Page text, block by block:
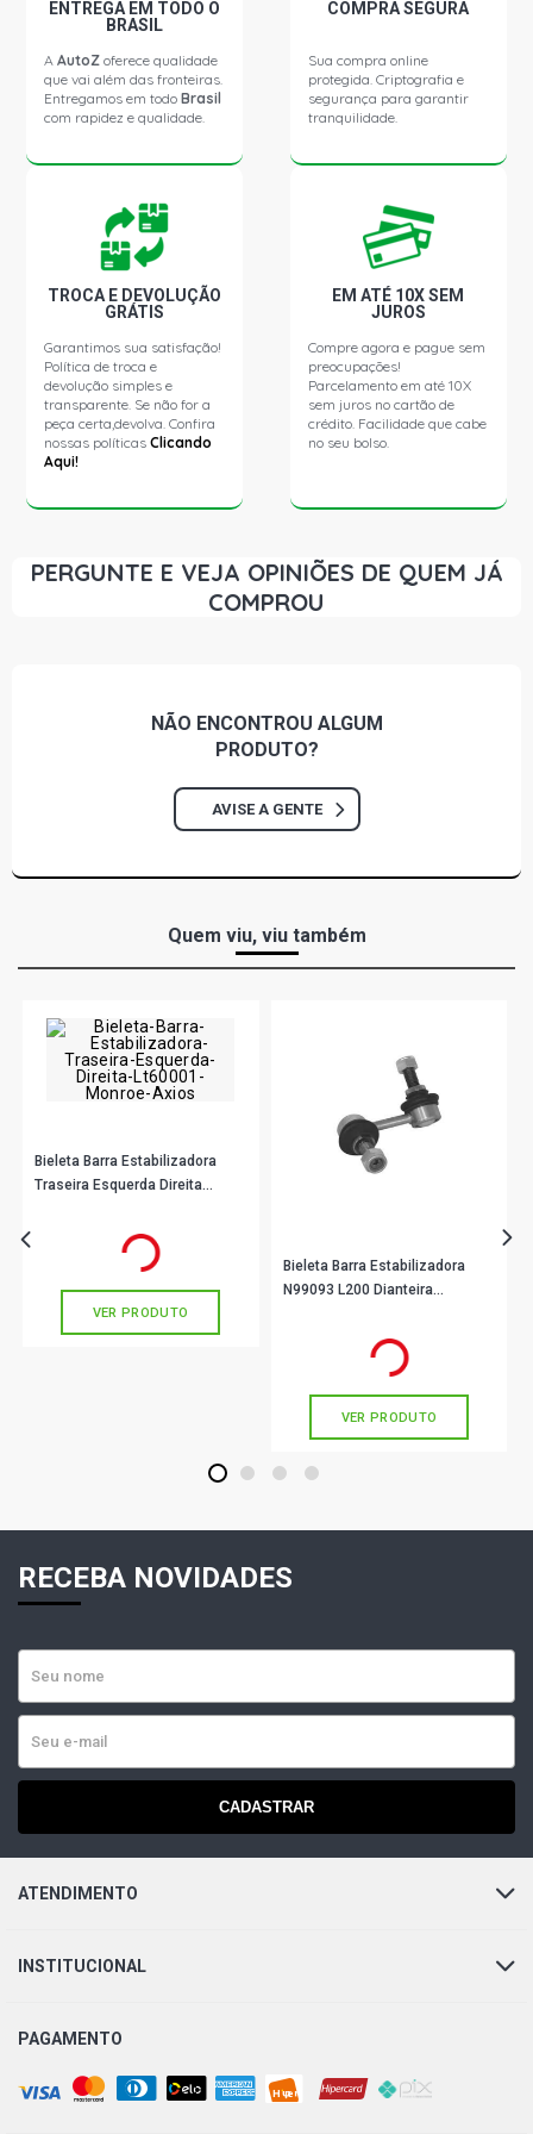
FOCUS HATCH GHIA HATCH 2.0 16V DURATEC
GASOLINA (2003 - 2011)
FOCUS HATCH GLX HATCH 2.0 16V DURATEC GASOLINA
(2004 - 2020)
FOCUS HATCH XR HATCH 2.0 16V DURATEC GASOLINA
FOCUS SEDAN GHIA SEDAN 2.0 16V ZETEC FLEX (2006 -
(2001 - 2011)
FOCUS SEDAN GLX SEDAN 2.0 16V ZETEC GASOLINA
(2003 - 2011)
FOCUS SEDAN TITANIUM SEDAN 2.0 16V DURATEC FLEX
ENTREGA EM TODO O
BRASIL
AAutoZ oferece qualidade
que vai além das fronteiras.
Entregamos em todoBrasil
com rapidez e qualidade.
COMPRA SEGURA
Sua compra online
protegida. Criptografia e
segurança para garantir
tranquilidade.
TROCA E DEVOLUÇÃO
GRÁTIS
Garantimos sua satisfação!
Política de troca e
devolução simples e
transparente. Se não for a
peça certa,devolva. Confira
nossas políticasClicando
Aqui!
EM ATÉ 10X SEM
JUROS
Compre agora e pague sem
preocupações!
Parcelamento em até 10X
sem juros no cartão de
crédito. Facilidade que cabe
no seu bolso.
PERGUNTE E VEJA OPINIÕES DE QUEM JÁ
COMPROU
NÃO ENCONTROU ALGUM
PRODUTO?
AVISE A GENTE
Quem viu, viu também
Bieleta Barra Estabilizadora
Traseira Esquerda Direita
em até 1x de
VER PRODUTO
Bieleta Barra Estabilizadora
N99093 L200 Dianteira
em até 1x de
VER PRODUTO
1 2 3 4
RECEBA NOVIDADES
CADASTRAR
ATENDIMENTO
INSTITUCIONAL
PAGAMENTO